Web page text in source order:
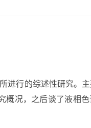
进行的综述性研究。
概况，之后谈了液相